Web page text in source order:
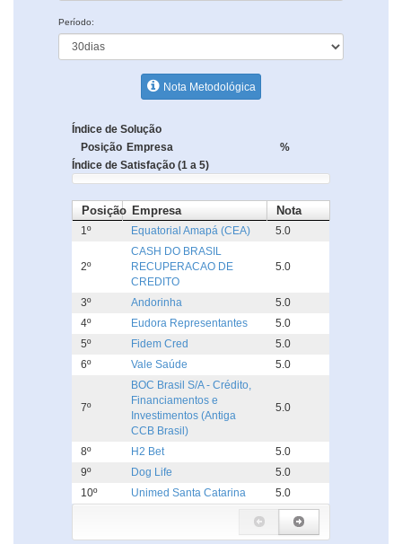
Período:
Nota Metodológica
Índice de Solução
Posição Empresa
%
Índice de Satisfação (1 a 5)
Posição Empresa Nota
1º Equatorial Amapá (CEA) 5.0
2º
CASH DO BRASIL
RECUPERACAO DE
CREDITO
5.0
3º Andorinha
5.0
4º
Eudora Representantes
5.0
5º
Fidem Cred
5.0
6º
Vale Saúde 5.0
7º
BOC Brasil S/A - Crédito,
Financiamentos e
Investimentos (Antiga
CCB Brasil)
5.0
8º H2 Bet
5.0
9º
Dog Life
5.0
10º
Unimed Santa Catarina 5.0